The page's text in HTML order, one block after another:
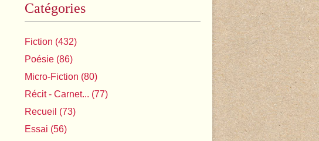
Catégories
Fiction (432)
Poésie (86)
Micro-Fiction (80)
Récit - Carnet... (77)
Recueil (73)
Essai (56)